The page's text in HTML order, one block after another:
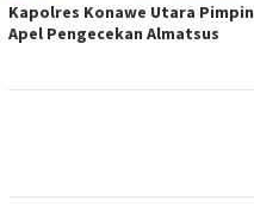
Kapolres Konawe Utara Pimpin
Apel Pengecekan Almatsus